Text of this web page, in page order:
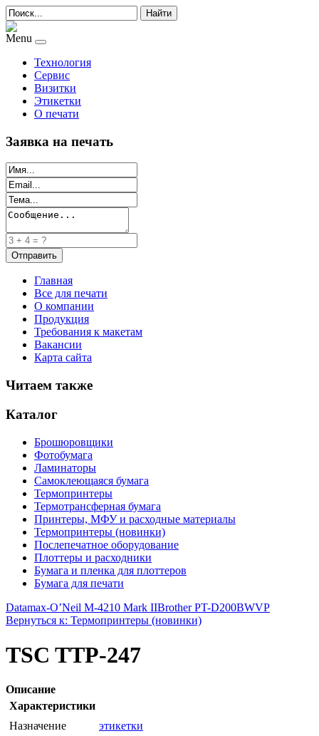
Найти
Menu
Технология
Сервис
Визитки
Этикетки
О печати
Заявка на печать
Главная
Все для печати
О компании
Продукция
Требования к макетам
Вакансии
Карта сайта
Читаем также
Каталог
Брошюровщики
Фотобумага
Ламинаторы
Самоклеющаяся бумага
Термопринтеры
Термотрансферная бумага
Принтеры, МФУ и расходные материалы
Термопринтеры (новинки)
Послепечатное оборудование
Плоттеры и расходники
Бумага и пленка для плоттеров
Бумага для печати
Datamax-O’Neil M-4210 Mark IIBrother PT-D200BWVP
Вернуться к: Термопринтеры (новинки)
TSC TTP-247
Описание
Характеристики
Назначение
этикетки